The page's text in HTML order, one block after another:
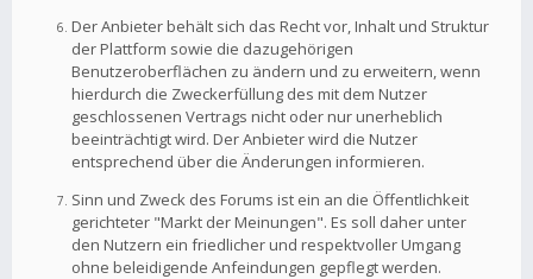
Der Anbieter behält sich das Recht vor, Inhalt und Struktur
der Plattform sowie die dazugehörigen
Benutzeroberflächen zu ändern und zu erweitern, wenn
hierdurch die Zweckerfüllung des mit dem Nutzer
geschlossenen Vertrags nicht oder nur unerheblich
beeinträchtigt wird. Der Anbieter wird die Nutzer
entsprechend über die Änderungen informieren.
Sinn und Zweck des Forums ist ein an die Öffentlichkeit
gerichteter "Markt der Meinungen". Es soll daher unter
den Nutzern ein friedlicher und respektvoller Umgang
ohne beleidigende Anfeindungen gepflegt werden.